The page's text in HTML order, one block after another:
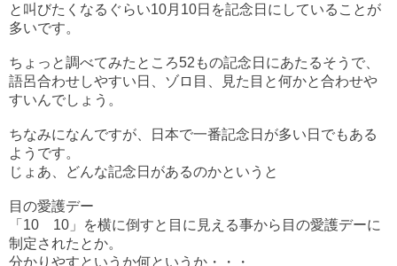
と叫びたくなるぐらい10月10日を記念日にしていることが
多いです。
ちょっと調べてみたところ52もの記念日にあたるそうで、
語呂合わせしやすい日、ゾロ目、見た目と何かと合わせや
すいんでしょう。
ちなみになんですが、日本で一番記念日が多い日でもある
ようです。
じょあ、どんな記念日があるのかというと
目の愛護デー
「10 10」を横に倒すと目に見える事から目の愛護デーに
制定されたとか。
分かりやすというか何というか・・・